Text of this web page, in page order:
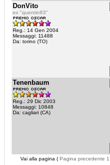
DonVito
ex "quentin83"
Reg.: 14 Gen 2004
Messaggi: 11488
Da: torino (TO)
Tenenbaum
Reg.: 29 Dic 2003
Messaggi: 10848
Da: cagliari (CA)
Vai alla pagina ( Pagina precedente 1